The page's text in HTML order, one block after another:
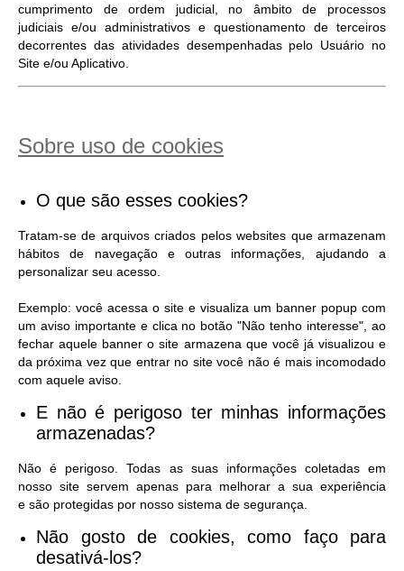
cumprimento de ordem judicial, no âmbito de processos
judiciais e/ou administrativos e questionamento de terceiros
decorrentes das atividades desempenhadas pelo Usuário no
Site e/ou Aplicativo.
Sobre uso de cookies
O que são esses cookies?
Tratam-se de arquivos criados pelos websites que armazenam
hábitos de navegação e outras informações, ajudando a
personalizar seu acesso.
Exemplo: você acessa o site e visualiza um banner popup com
um aviso importante e clica no botão "Não tenho interesse", ao
fechar aquele banner o site armazena que você já visualizou e
da próxima vez que entrar no site você não é mais incomodado
com aquele aviso.
E não é perigoso ter minhas informações
armazenadas?
Não é perigoso. Todas as suas informações coletadas em
nosso site servem apenas para melhorar a sua experiência
e são protegidas por nosso sistema de segurança.
Não gosto de cookies, como faço para
desativá-los?